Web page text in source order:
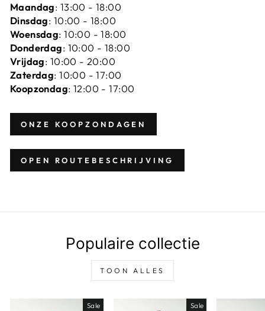
Maandag: 13:00 - 18:00
Dinsdag: 10:00 - 18:00
Woensdag: 10:00 - 18:00
Donderdag: 10:00 - 18:00
Vrijdag: 10:00 - 20:00
Zaterdag: 10:00 - 17:00
Koopzondag: 12:00 - 17:00
ONZE KOOPZONDAGEN
OPEN ROUTEBESCHRIJVING
Populaire collectie
TOON ALLES
Sale Sale